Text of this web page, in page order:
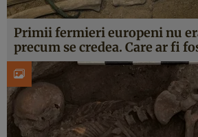
Primii fermieri europeni nu
precum se credea. Care ar fi